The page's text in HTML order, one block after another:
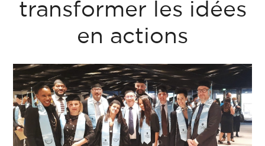
transformer les idées
en actions